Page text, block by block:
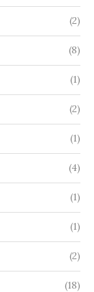
(2)
(8)
(1)
(2)
(1)
(4)
(1)
(1)
(2)
(18)